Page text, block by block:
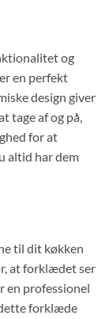
og
en perfekt
design giver
tage af og på,
for at
altid har dem
til dit køkken
at forklædet ser
en professionel
forklæde